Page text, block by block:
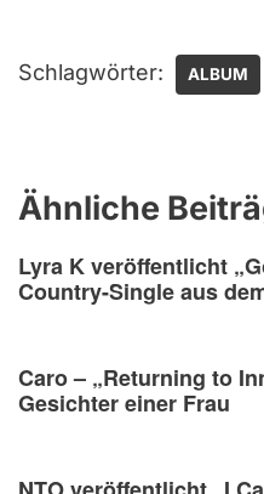
Schlagwörter: ALBUM
Ähnliche
Lyra K veröffentlicht
Country-Single aus
Caro – „Returning to
Gesichter einer Frau